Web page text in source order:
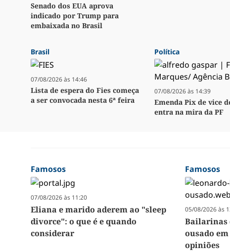
Senado dos EUA aprova
indicado por Trump para
embaixada no Brasil
Brasil
07/08/2026 às 14:46
Lista de espera do Fies começa
a ser convocada nesta 6ª feira
Política
07/08/2026 às 14:39
Emenda Pix de vice
entra na mira da PF
Famosos
07/08/2026 às 11:20
Eliana e marido aderem ao "sleep
divorce": o que é e quando
considerar
Famosos
05/08/2026 às
Bailarinas
ousado
opiniões